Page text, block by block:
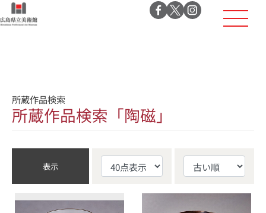
所蔵作品検索
所蔵作品検索「陶磁」
表示